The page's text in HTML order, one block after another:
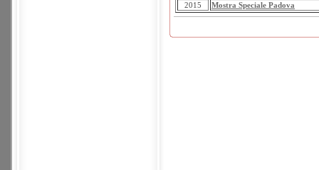
2015
Mostra Speciale Padova